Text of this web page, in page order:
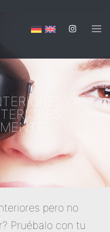
-
pero no
Pruébalo con tu